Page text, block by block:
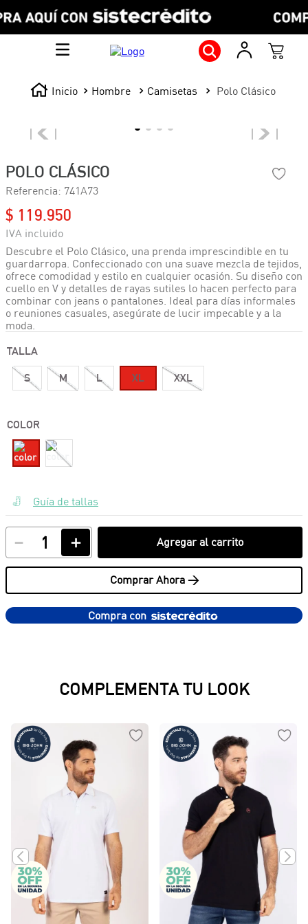
Hombre Camisetas Polo Clásico
POLO CLÁSICO
Referencia: 741A73
$ 119 950
Descubre el Polo Clásico, una prenda imprescindible en tu
guardarropa. Confeccionado con una suave mezcla de tejidos,
ofrece comodidad y estilo en cualquier ocasión. Su diseño con
cuello en V y detalles de rayas sutiles lo hacen perfecto para
combinar con jeans o pantalones. Ideal para días informales
o reuniones casuales, asegúrate de lucir impecable y a la
moda.
TALLA
S M L XL XXL
COLOR
Guía de tallas
＋
－ Agregar al carrito
Comprar Ahora >
Compra con
COMPLEMENTA TU LOOK